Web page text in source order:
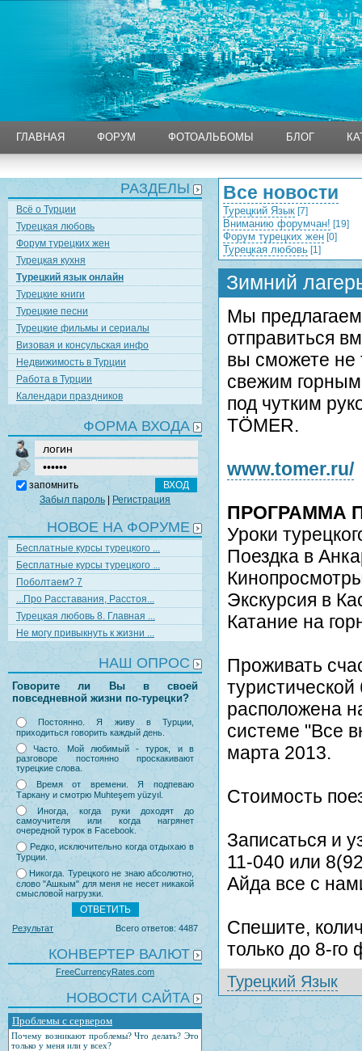
ГЛАВНАЯ ФОРУМ ФОТОАЛЬБОМЫ БЛОГ
РАЗДЕЛЫ
Всё о Турции
Турецкая любовь
Форум турецких жен
Турецкая кухня
Турецкий язык онлайн
Турецкие книги
Турецкие песни
Турецкие фильмы и сериалы
Визовая и консульская инфо
Недвижимость в Турции
Работа в Турции
Календари праздников
ФОРМА ВХОДА
запомнить
Забыл пароль
Регистрация
НОВОЕ НА ФОРУМЕ
Бесплатные курсы турецкого ...
Бесплатные курсы турецкого ...
Поболтаем? 7
...Про Расставания, Расстоя...
Турецкая любовь 8. Главная ...
Не могу привыкнуть к жизни ...
НАШ ОПРОС
Говорите ли Вы в своей
повседневной жизни по-турецки?
Постоянно. Я живу в Турции,
приходиться говорить каждый день.
Часто. Мой любимый - турок, и в
разговоре постоянно проскакивают
турецкие слова.
Время от времени. Я подпеваю
Таркану и смотрю Muhteşem yüzyıl.
Иногда, когда руки доходят до
самоучителя или когда нагрянет
очередной турок в Facebook.
Редко, исключительно когда отдыхаю в
Турции.
Никогда. Турецкого не знаю абсолютно,
слово "Ашкым" для меня не несет никакой
смысловой нагрузки.
Результат Всего ответов: 4487
КОНВЕРТЕР ВАЛЮТ
FreeCurrencyRates.com
НОВОСТИ САЙТА
Проблемы с сервером
Почему возникают проблемы? Что делать? Это
только у меня или у всех?
Все новости
Турецкий Язык [7]
Вниманию форумчан! [19]
Форум турецких жен [0]
Турецкая любовь [1]
Зимний
Мы
отправиться
вы сможете не
свежим
под чутким
TÖMER.
www.tomer.ru/
ПРОГРАММА
Уроки
Поездка в
Экскурсия в
Катание на
Проживать
расположена
системе "Все
марта 2013.
Стоимость
Записаться и
11-040 или
Айда все с
Спешите,
только до 8-го
Турецкий Язык